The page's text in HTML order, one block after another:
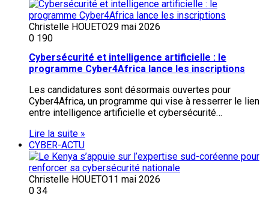
Christelle HOUETO29 mai 2026
0 190
Cybersécurité et intelligence artificielle : le
programme Cyber4Africa lance les inscriptions
Les candidatures sont désormais ouvertes pour
Cyber4Africa, un programme qui vise à resserrer le lien
entre intelligence artificielle et cybersécurité…
Lire la suite »
CYBER-ACTU
Christelle HOUETO11 mai 2026
0 34